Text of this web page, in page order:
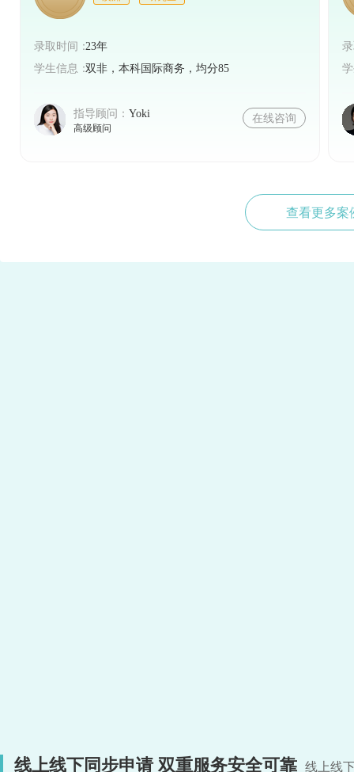
录取时间：23年
学生信息：双非，本科国际商务，均分85
指导顾问： Yoki
高级顾问
在线咨询
查看更多案
线上线下同步申请 双重服务安全可靠 线上线